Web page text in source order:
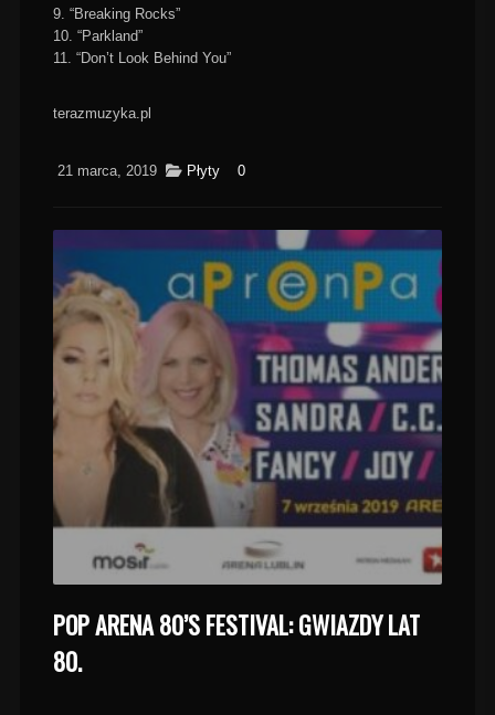
9. “Breaking Rocks”
10. “Parkland”
11. “Don’t Look Behind You”
terazmuzyka.pl
21 marca, 2019 Płyty 0
POP ARENA 80’S FESTIVAL: GWIAZDY LAT
80.